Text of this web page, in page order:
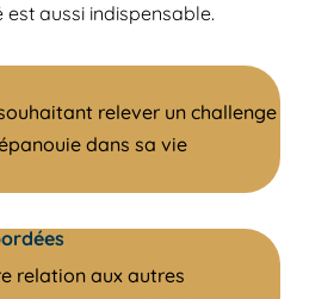
aussi indispensable.
relever un challenge
dans sa vie
relation aux autres